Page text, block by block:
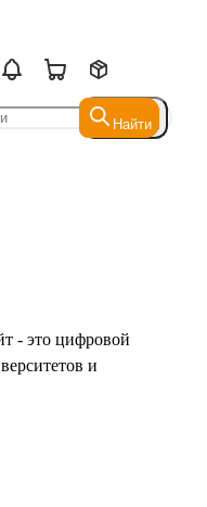
Найти
Найти
- это цифровой
и